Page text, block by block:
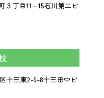
３丁目11−15石川第二ビ
十三東2-9-8十三田中ビ